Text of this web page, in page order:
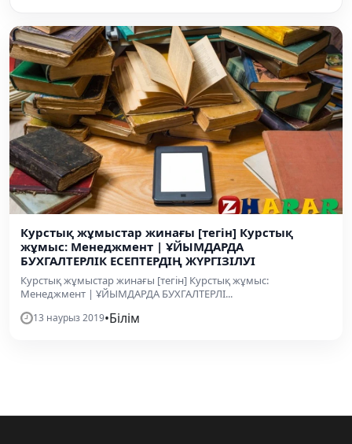
Курстық жұмыстар жинағы [тегін] Курстық
жұмыс: Менеджмент | ҰЙЫМДАРДА
БУХГАЛТЕРЛІК ЕСЕПТЕРДІҢ ЖҮРГІЗІЛУІ
Курстық жұмыстар жинағы [тегін] Курстық жұмыс:
Менеджмент | ҰЙЫМДАРДА БУХГАЛТЕРЛІ...
13 наурыз 2019•Білім